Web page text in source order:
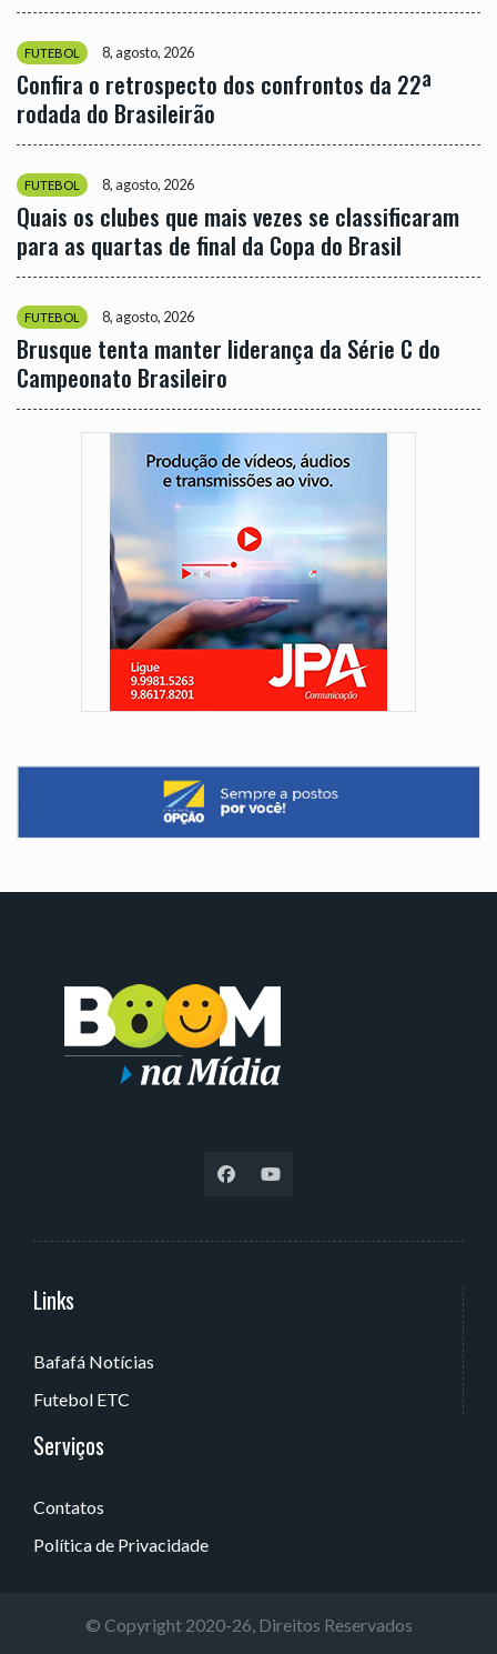
FUTEBOL 8, agosto, 2026
Confira o retrospecto dos confrontos da 22ª
rodada do Brasileirão
FUTEBOL 8, agosto, 2026
Quais os clubes que mais vezes se classificaram
para as quartas de final da Copa do Brasil
FUTEBOL 8, agosto, 2026
Brusque tenta manter liderança da Série C do
Campeonato Brasileiro
Links
Bafafá Notícias
Futebol ETC
Serviços
Contatos
Política de Privacidade
Serviços
© Copyright 2020-26, Direitos Reservados